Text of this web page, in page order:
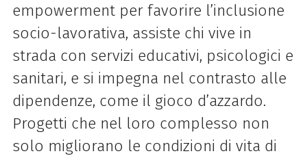
empowerment per favorire l’inclusione
socio-lavorativa, assiste chi vive in
strada con servizi educativi, psicologici e
sanitari, e si impegna nel contrasto alle
dipendenze, come il gioco d’azzardo.
Progetti che nel loro complesso non
solo migliorano le condizioni di vita di